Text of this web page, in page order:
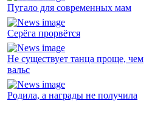
Пугало для современных мам
Серёга прорвётся
Не существует танца проще, чем
вальс
Родила, а награды не получила